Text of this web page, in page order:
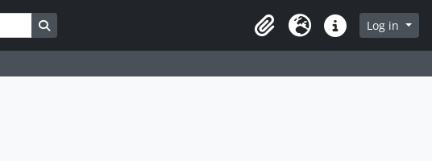
Search in browse page
ClipboardLanguageQuick linksLog in